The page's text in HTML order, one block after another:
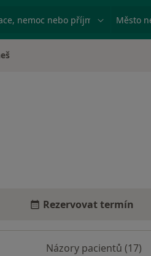
nemoc nebo příjmení Město
Rezervovat termín
Názory pacientů (17)